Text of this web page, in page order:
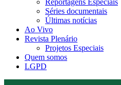
Reportagens Especiais
Séries documentais
Últimas notícias
Ao Vivo
Revista Plenário
Projetos Especiais
Quem somos
LGPD